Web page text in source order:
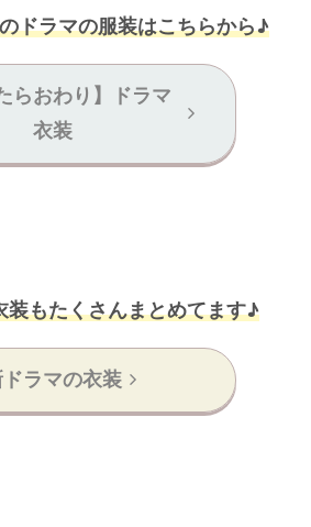
ドラマの服装はこちらから♪
らおわり】ドラマ
衣装
装もたくさんまとめてます♪
ラマの衣装